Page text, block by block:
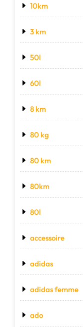
10km
3 km
50l
60l
8 km
80 kg
80 km
80km
80l
accessoire
adidas
adidas femme
ado